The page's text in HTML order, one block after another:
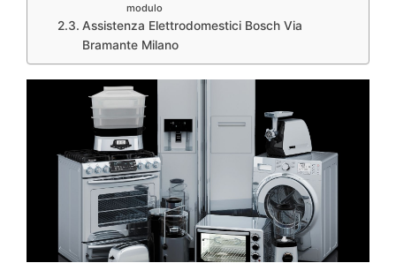
modulo
Assistenza Elettrodomestici Bosch Via
Bramante Milano